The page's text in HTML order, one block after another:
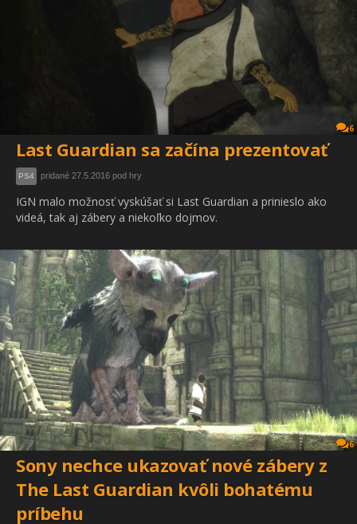
6
Last Guardian sa začína prezentovať
PS4 pridané 27.5.2016 pod hry
IGN malo možnosť vyskúšať si Last Guardian a prinieslo ako
videá, tak aj zábery a niekoľko dojmov.
6
Sony nechce ukazovať nové zábery z
The Last Guardian kvôli bohatému
príbehu